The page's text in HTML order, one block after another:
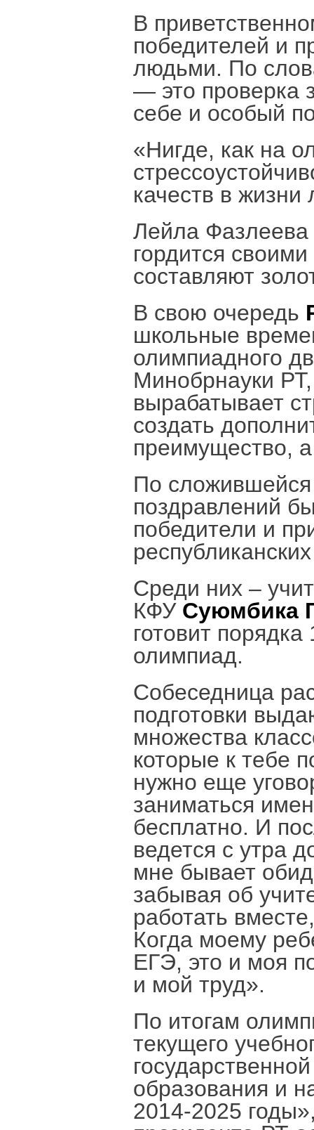
В
победителей и
людьми. По
— это проверка
себе и особый
«Нигде, как на
качеств в
Лейла Фазлеева
гордится
составляют
В свою очередь
школьные
олимпиадного
Минобрнауки
вырабатывает
создать
преимущество,
По сложившейся
поздравлений
победители и
Среди них –
КФУ Суюмбика
готовит
олимпиад.
Собеседница
подготовки
множества
которые к тебе
нужно еще
заниматься
бесплатно. И
ведется с утра
мне бывает
забывая об
работать
Когда моему
ЕГЭ, это и моя
и мой труд».
По итогам
текущего
образования и
2014-2025